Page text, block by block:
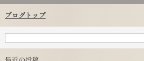
ブログトップ